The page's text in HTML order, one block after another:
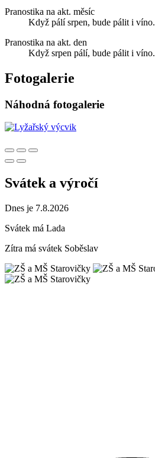
Pranostika na akt. měsíc
Když pálí srpen, bude pálit i víno.
Pranostika na akt. den
Když srpen pálí, bude pálit i víno.
Fotogalerie
Náhodná fotogalerie
Svátek a výročí
Dnes je 7.8.2026
Svátek má Lada
Zítra má svátek Soběslav